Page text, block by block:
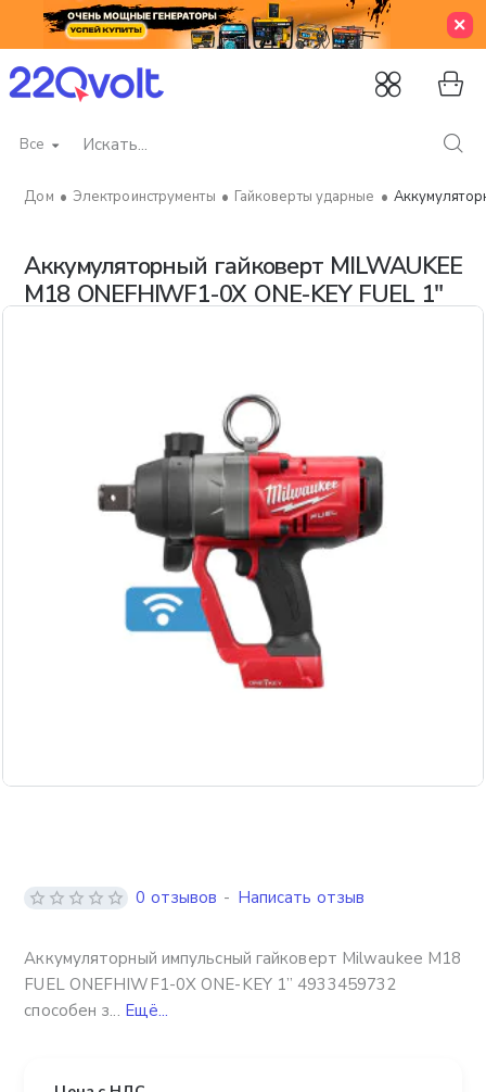
Все
Искать...
Аккумуляторный гайковерт MILWAUKEE
M18 ONEFHIWF1-0X ONE-KEY FUEL 1"
Электроинструменты Гайковерты ударные
Аккумуляторный импульсный гайковерт Milwaukee M18
FUEL ONEFHIWF1-0X ONE-KEY 1” 4933459732
способен з... Ещё...
0 отзывов - Написать отзыв